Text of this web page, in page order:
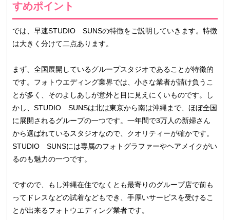
すめポイント
では、早速STUDIO SUNSの特徴をご説明していきます。特徴
は大きく分けて二点あります。
まず、全国展開しているグループスタジオであることが特徴的
です。フォトウエディング業界では、小さな業者が請け負うこ
とが多く、そのよしあしが意外と目に見えにくいものです。し
かし、STUDIO SUNSは北は東京から南は沖縄まで、ほぼ全国
に展開されるグループの一つです。一年間で3万人の新婦さん
から選ばれているスタジオなので、クオリティーが確かです。
STUDIO SUNSには専属のフォトグラファーやヘアメイクがい
るのも魅力の一つです。
ですので、もし沖縄在住でなくとも最寄りのグループ店で前も
ってドレスなどの試着などもでき、手厚いサービスを受けるこ
とが出来るフォトウエディング業者です。